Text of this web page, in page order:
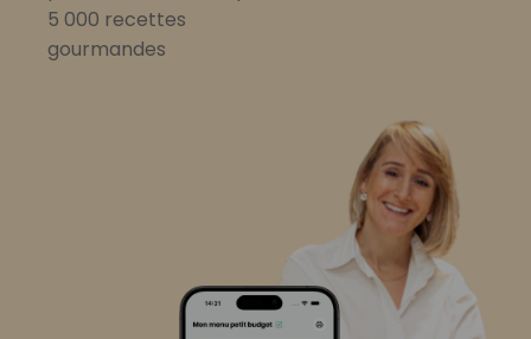
5 000 recettes
gourmandes